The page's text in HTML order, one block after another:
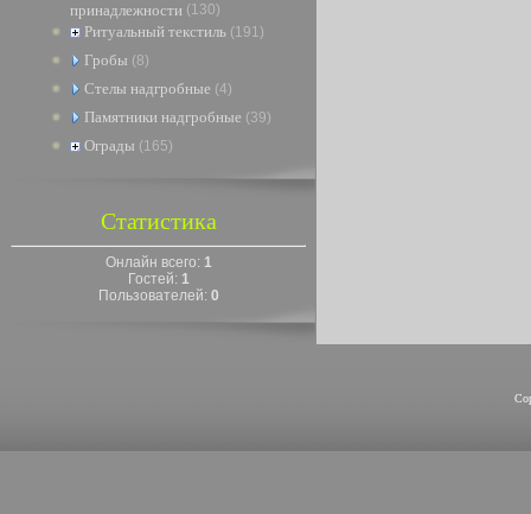
принадлежности (130)
Ритуальный текстиль (191)
Гробы (8)
Стелы надгробные (4)
Памятники надгробные (39)
Ограды (165)
Статистика
Онлайн всего: 1
Гостей: 1
Пользователей: 0